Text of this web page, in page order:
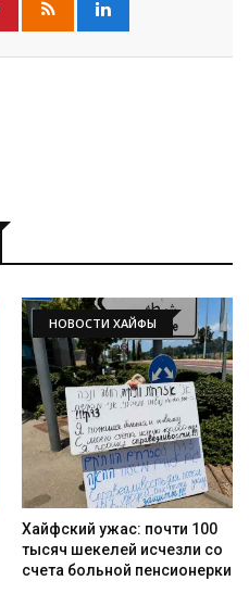
Искать
НОВОСТИ ХАЙФЫ
Хайфский ужас: почти 100
тысяч шекелей исчезли со
счета больной пенсионерки